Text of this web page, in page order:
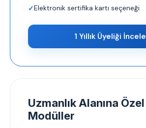
Elektronik sertifika kartı seçeneği
1 Yıllık Üyeliği İncele
Uzmanlık Alanına Özel
Modüller